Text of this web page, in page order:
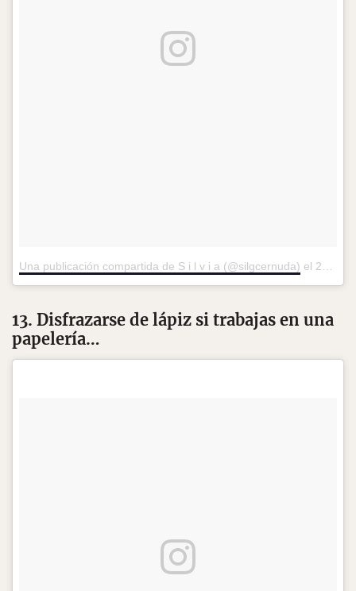
Una publicación compartida de S i l v i a (@silgcernuda) el 25 de Feb de 2017 a la(s) 12:50 PST
13. Disfrazarse de lápiz si trabajas en una
papelería…